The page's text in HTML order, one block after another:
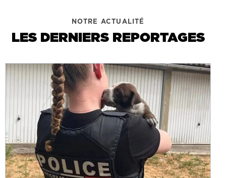
NOTRE ACTUALITÉ
LES DERNIERS REPORTAGES